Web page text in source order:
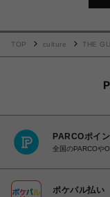
TOP culture THE
PARCOポイン
全国のPARCOや
ポケパル払い